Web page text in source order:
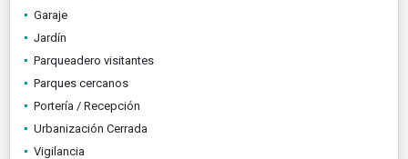
Garaje
Jardín
Parqueadero visitantes
Parques cercanos
Portería / Recepción
Urbanización Cerrada
Vigilancia